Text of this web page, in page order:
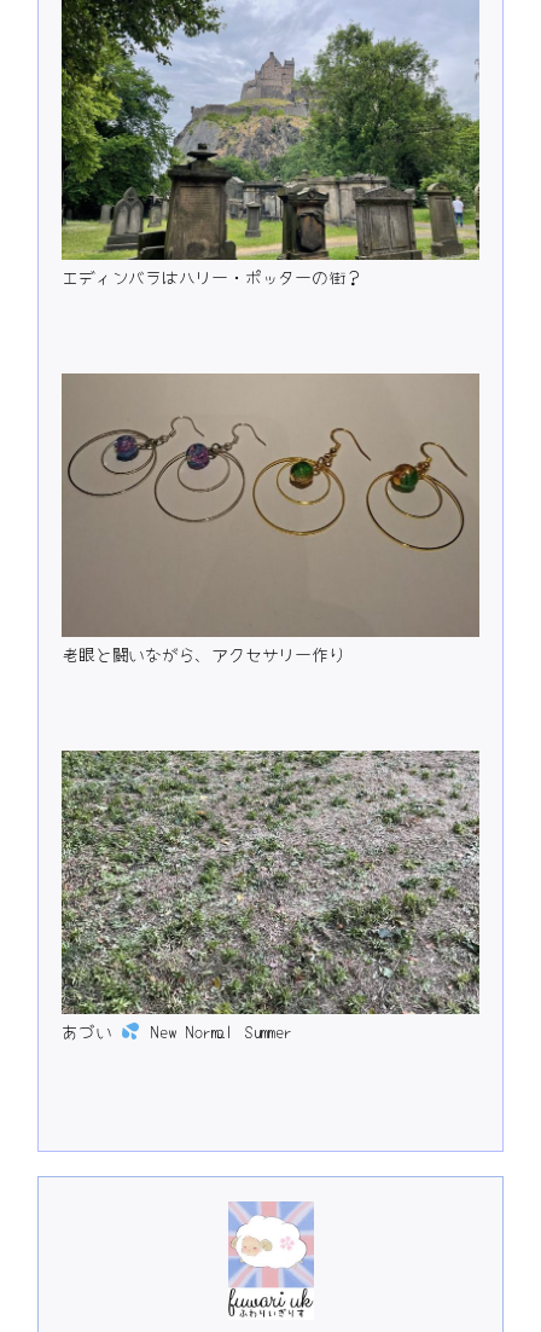
エディンバラはハリー・ポッターの街？
老眼と闘いながら、アクセサリー作り
あづい New Normal Summer